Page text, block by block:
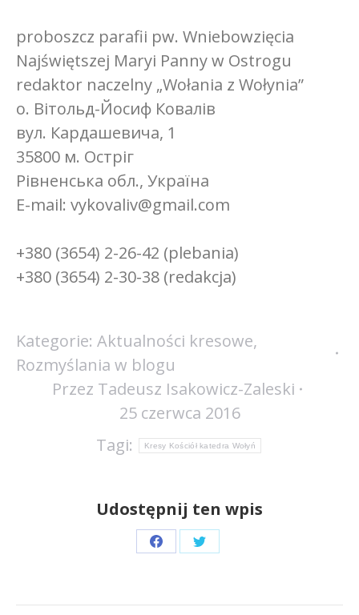
proboszcz parafii pw. Wniebowzięcia
Najświętszej Maryi Panny w Ostrogu
redaktor naczelny „Wołania z Wołynia”
о. Вітольд-Йосиф Ковалів
вул. Кардашевича, 1
35800 м. Остріг
Рівненська обл., Україна
E-mail: vykovaliv@gmail.com
+380 (3654) 2-26-42 (plebania)
+380 (3654) 2-30-38 (redakcja)
Kategorie: Aktualności kresowe,
Rozmyślania w blogu
Przez Tadeusz Isakowicz-Zaleski
25 czerwca 2016
Tagi:
Kresy Kościół katedra Wołyń
Udostępnij ten wpis
Share
Facebook
Share
Twitter